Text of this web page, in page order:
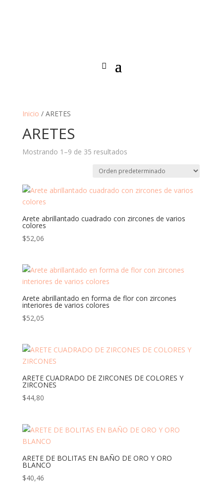
Inicio / ARETES
ARETES
Mostrando 1–9 de 35 resultados
Arete abrillantado cuadrado con zircones de varios
colores
$52,06
Arete abrillantado en forma de flor con zircones
interiores de varios colores
$52,05
ARETE CUADRADO DE ZIRCONES DE COLORES Y
ZIRCONES
$44,80
ARETE DE BOLITAS EN BAÑO DE ORO Y ORO
BLANCO
$40,46